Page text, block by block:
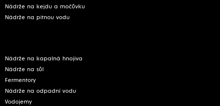
Nádrže na kejdu a močůvku
Nádrže na pitnou vodu
Nádrže na kapalná hnojiva
Nádrže na sůl
Fermentory
Nádrže na odpadní vodu
Vodojemy